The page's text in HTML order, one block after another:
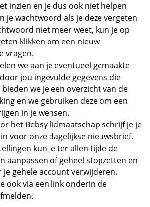
inzien en je dus ook niet helpen
je wachtwoord als je deze vergeten
niet meer weet, kun je op
klikken om een nieuw
vragen.
we aan je eventueel gemaakte
jou ingevulde gegevens die
we je een overzicht van de
en we gebruiken deze om een
in je wensen.
het Bebsy lidmaatschap schrijf je je
voor onze dagelijkse nieuwsbrief.
kun je ter allen tijde de
aanpassen of geheel stopzetten en
je gehele account verwijderen.
ook via een link onderin de